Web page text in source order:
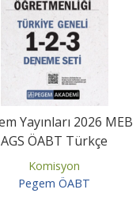
Yayınları 2026 MEB
AGS ÖABT Türkçe
Tamamı
Çözümlü...
Komisyon
Pegem ÖABT